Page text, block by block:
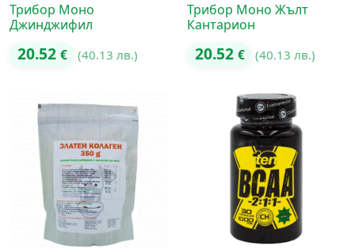
Трибор Моно
Джинджифил
20.52 € (40.13 лв.)
Трибор Моно Жълт
Кантарион
20.52 € (40.13 лв.)